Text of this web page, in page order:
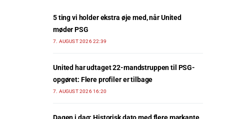
5 ting vi holder ekstra øje med, når United
møder PSG
7. AUGUST 2026 22:39
United har udtaget 22-mandstruppen til PSG-
opgøret: Flere profiler er tilbage
7. AUGUST 2026 16:20